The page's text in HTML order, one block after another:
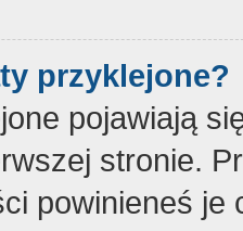
przyklejone?
pojawiają
stronie.
powinieneś je